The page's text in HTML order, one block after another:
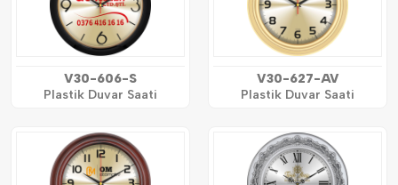
V30-606-S
Plastik Duvar Saati
V30-627-AV
Plastik Duvar Saati